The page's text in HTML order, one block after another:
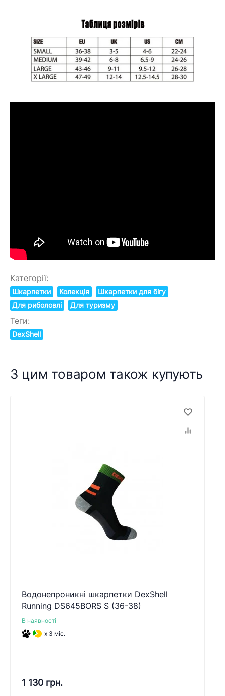
Категорії:
Шкарпетки Колекція
Шкарпетки для бігу
Для риболовлі
Для туризму
Теги:
DexShell
З цим товаром також купують
Водонепроникні шкарпетки DexShell
Running DS645BORS S (36-38)
В наявності
x 3 міс.
1 130 грн.